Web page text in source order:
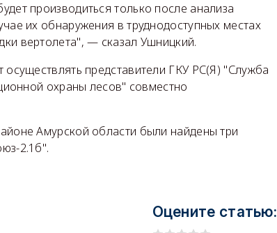
производиться только после анализа
их обнаружения в труднодоступных местах
вертолета", — сказал Ушницкий.
осуществлять представители ГКУ РС(Я) "Служба
охраны лесов" совместно
Амурской области были найдены три
2.1б".
Оцените статью: